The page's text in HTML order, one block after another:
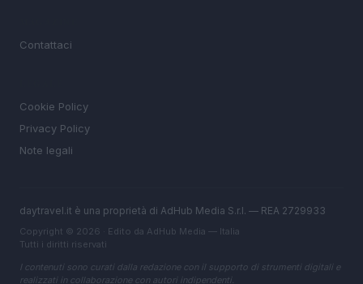
Contattaci
Cookie Policy
Privacy Policy
Note legali
daytravel.it è una proprietà di AdHub Media S.r.l. — REA 2729933
Copyright © 2026 · Edito da AdHub Media — Italia
Tutti i diritti riservati
I contenuti sono curati dalla redazione con il supporto di strumenti digitali e
realizzati in collaborazione con autori indipendenti.